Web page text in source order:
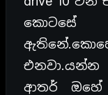
ආතර් ඔහේ